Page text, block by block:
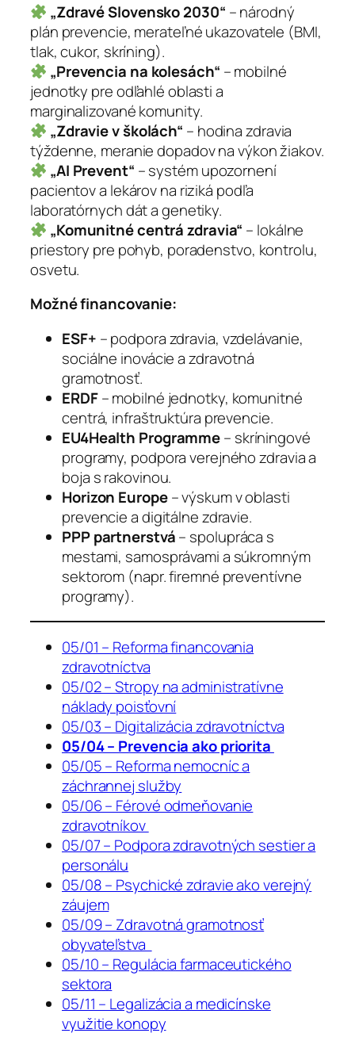
„Zdravé Slovensko 2030“ – národný
plán prevencie, merateľné ukazovatele (BMI,
tlak, cukor, skríning).
„Prevencia na kolesách“ – mobilné
jednotky pre odľahlé oblasti a
marginalizované komunity.
„Zdravie v školách“ – hodina zdravia
týždenne, meranie dopadov na výkon žiakov.
„AI Prevent“ – systém upozornení
pacientov a lekárov na riziká podľa
laboratórnych dát a genetiky.
„Komunitné centrá zdravia“ – lokálne
priestory pre pohyb, poradenstvo, kontrolu,
osvetu.
Možné financovanie:
ESF+ – podpora zdravia, vzdelávanie,
sociálne inovácie a zdravotná
gramotnosť.
ERDF– mobilné jednotky, komunitné
centrá, infraštruktúra prevencie.
EU4Health Programme– skríningové
programy, podpora verejného zdravia a
boja s rakovinou.
Horizon Europe– výskum v oblasti
prevencie a digitálne zdravie.
PPP partnerstvá– spolupráca s
mestami, samosprávami a súkromným
sektorom (napr. firemné preventívne
programy).
05/01 – Reforma financovania
zdravotníctva
05/02 – Stropy na administratívne
náklady poisťovní
05/03 – Digitalizácia zdravotníctva
05/04 – Prevencia ako priorita
05/05 – Reforma nemocníc a
záchrannej služby
05/06 – Férové odmeňovanie
zdravotníkov
05/07 – Podpora zdravotných sestier a
personálu
05/08 – Psychické zdravie ako verejný
záujem
05/09 – Zdravotná gramotnosť
obyvateľstva
05/10 – Regulácia farmaceutického
sektora
05/11 – Legalizácia a medicínske
využitie konopy